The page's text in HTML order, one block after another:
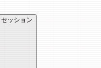
ッション